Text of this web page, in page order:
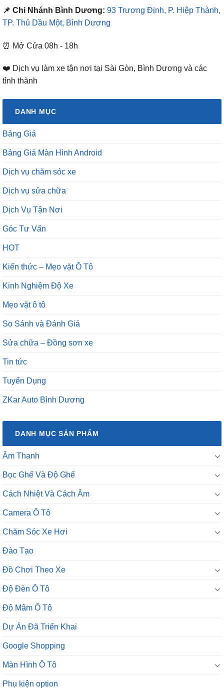
📌 Chi Nhánh Bình Dương: 93 Trương Định, P. Hiệp Thành,
TP. Thủ Dầu Một, Bình Dương
⏰ Mở Cửa 08h - 18h
❤️ Dịch vụ làm xe tận nơi tại Sài Gòn, Bình Dương và các
tỉnh thành
DANH MỤC
Bảng Giá
Bảng Giá Màn Hình Android
Dịch vụ chăm sóc xe
Dịch vụ sửa chữa
Dịch Vụ Tận Nơi
Góc Tư Vấn
HOT
Kiến thức – Mẹo vặt Ô Tô
Kinh Nghiệm Độ Xe
Mẹo vặt ô tô
So Sánh và Đánh Giá
Sửa chữa – Đồng sơn xe
Tin tức
Tuyển Dụng
ZKar Auto Bình Dương
DANH MỤC SẢN PHẨM
Âm Thanh
Bọc Ghế Và Độ Ghế
Cách Nhiệt Và Cách Âm
Camera Ô Tô
Chăm Sóc Xe Hơi
Đào Tạo
Đồ Chơi Theo Xe
Độ Đèn Ô Tô
Độ Mâm Ô Tô
Dự Án Đã Triển Khai
Google Shopping
Màn Hình Ô Tô
Phụ kiện option